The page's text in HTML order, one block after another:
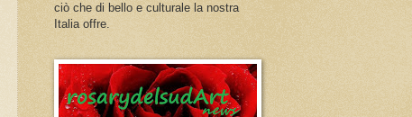
ciò che di bello e culturale la nostra
Italia offre.